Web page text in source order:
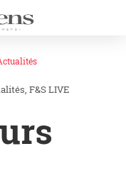
F&S LIVE